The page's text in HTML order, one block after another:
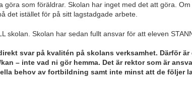
göra som föräldrar. Skolan har inget med det att göra.
det istället för på sitt lagstadgade arbete.
skolan. Skolan har sedan fullt ansvar för att eleven
svar på kvalitén på skolans verksamhet. Därför
– inte vad ni gör hemma. Det är rektor som är
behov av fortbildning samt inte minst att de följer